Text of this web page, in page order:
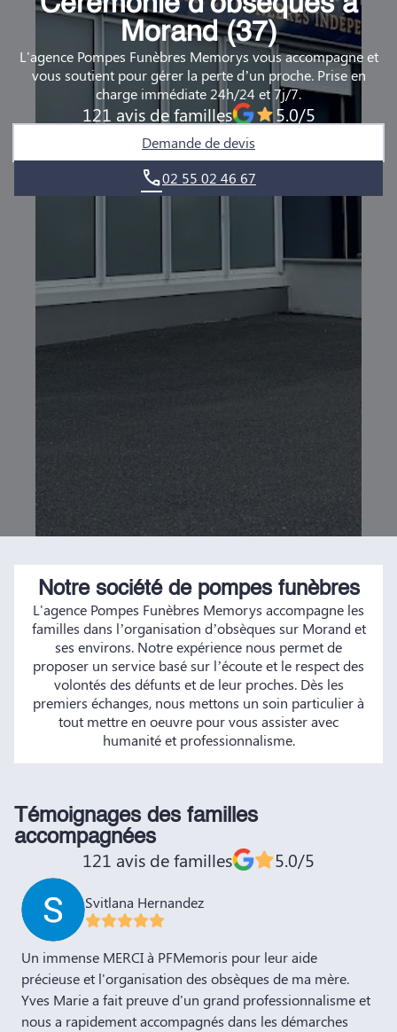
DEMANDE DE RENDEZ-VOUS EN AGENCE
QUI SOMMES-NOUS ?
NOUS REJOINDRE
Morand (37)
L'agence Pompes Funèbres Memorys vous accompagne et
vous soutient pour gérer la perte d’un proche. Prise en
charge immédiate 24h/24 et 7j/7.
121 avis de familles 5.0/5
Demande de devis
02 55 02 46 67
Notre société de pompes funèbres
L'agence Pompes Funèbres Memorys accompagne les
familles dans l’organisation d’obsèques sur Morand et
ses environs. Notre expérience nous permet de
proposer un service basé sur l’écoute et le respect des
volontés des défunts et de leur proches. Dès les
premiers échanges, nous mettons un soin particulier à
tout mettre en oeuvre pour vous assister avec
humanité et professionnalisme.
Témoignages des familles
accompagnées
121 avis de familles 5.0/5
Svitlana Hernandez
Un immense MERCI à PFMemoris pour leur aide
précieuse et l'organisation des obsèques de ma mère.
Yves Marie a fait preuve d'un grand professionnalisme et
nous a rapidement accompagnés dans les démarches